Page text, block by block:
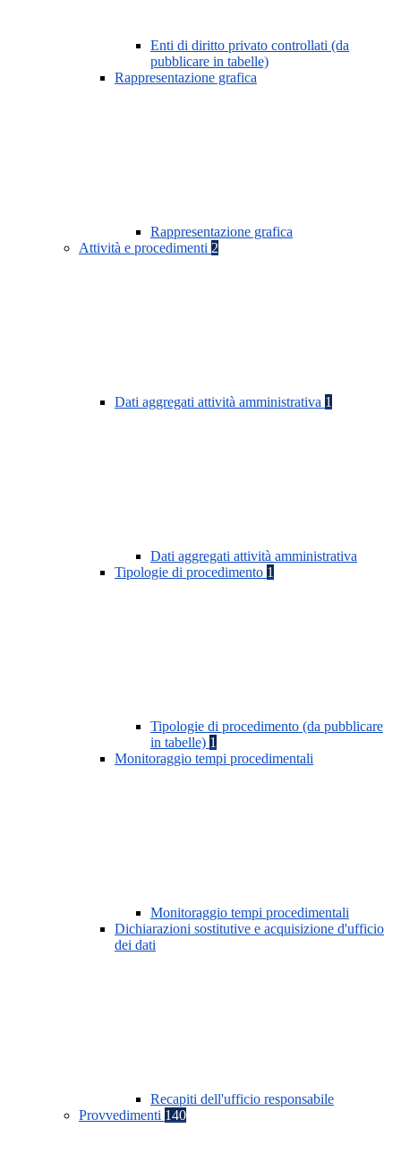
Enti di diritto privato controllati (da
pubblicare in tabelle)
Rappresentazione grafica
Rappresentazione grafica
Attività e procedimenti 2
Dati aggregati attività amministrativa 1
Dati aggregati attività amministrativa
Tipologie di procedimento 1
Tipologie di procedimento (da pubblicare
in tabelle) 1
Monitoraggio tempi procedimentali
Monitoraggio tempi procedimentali
Dichiarazioni sostitutive e acquisizione d'ufficio
dei dati
Recapiti dell'ufficio responsabile
Provvedimenti 140